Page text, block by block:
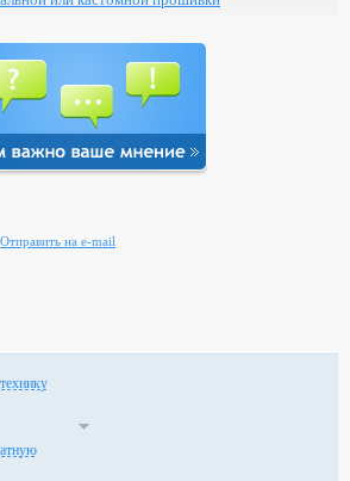
Отправить на e-mail